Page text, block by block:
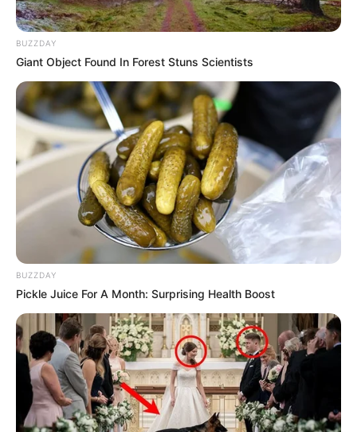
BUZZDAY
Giant Object Found In Forest Stuns Scientists
BUZZDAY
Pickle Juice For A Month: Surprising Health Boost